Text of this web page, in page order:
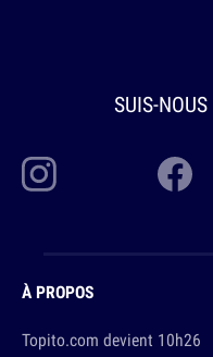
SUIS-NOUS
À PROPOS
Topito.com devient 10h26